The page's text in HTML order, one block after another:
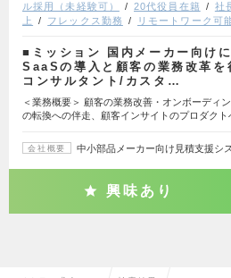
ル採用（未経験可）
20代役員在籍 社
上
フレックス勤務 リモートワーク可
■ミッション 国内メーカー向け
SaaSの導入と顧客の業務改革を
コンサルタント/カスタ…
＜業務概要＞ 顧客の業務改善・オンボーディ
の転換への伴走、顧客インサイトのプロダクト
会社概要 中小部品メーカー向け見積支援シ
興味あり